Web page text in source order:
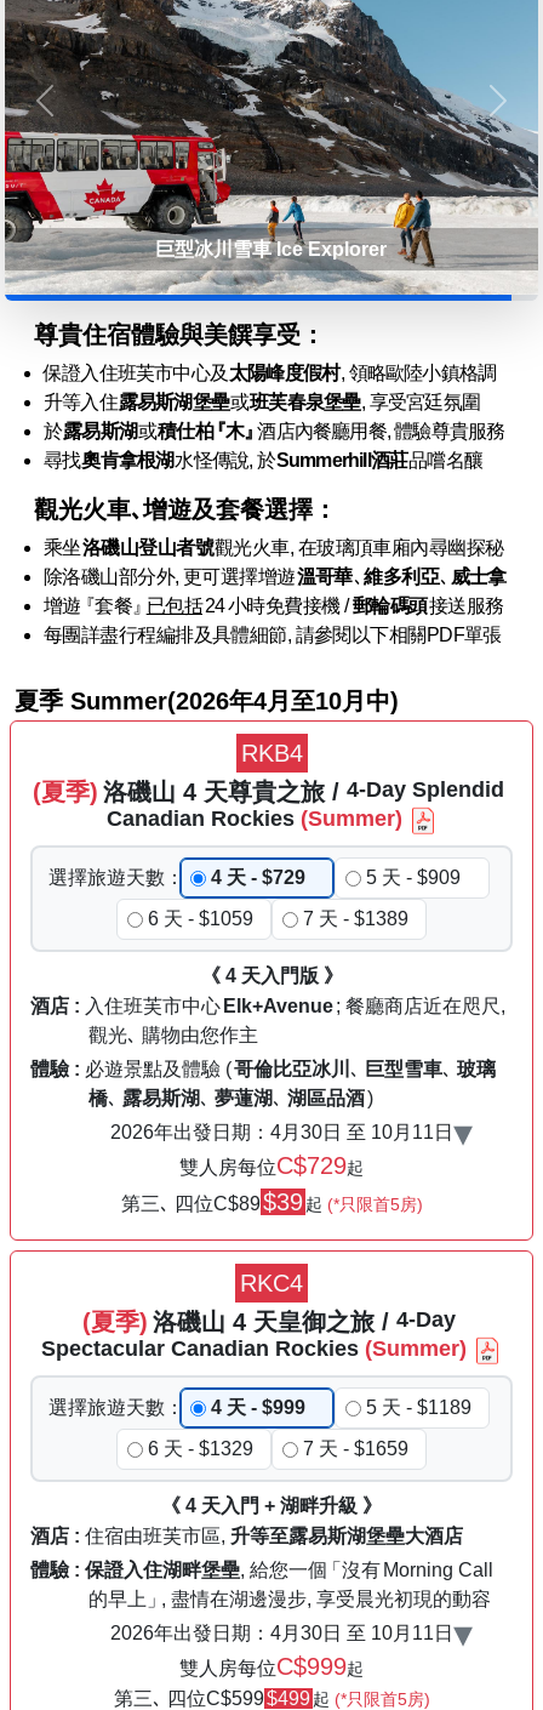
冰川玻璃橋 Glacier Skywalk
Previous Next
尊貴住宿體驗與美饌享受：
保證入住班芙市中心及 太陽峰度假村, 領略歐陸小鎮格調
升等入住露易斯湖堡壘或班芙春泉堡壘, 享受宮廷氛圍
於露易斯湖或積仕柏『木』酒店內餐廳用餐, 體驗尊貴服務
尋找奧肯拿根湖水怪傳說, 於Summerhill 酒莊品嚐名釀
觀光火車､增遊及套餐選擇：
乘坐洛磯山登山者號觀光火車, 在玻璃頂車廂內尋幽探秘
除洛磯山部分外, 更可選擇增遊溫哥華､ 維多利亞､ 威士拿
增遊『套餐』已包括24小時免費接機 / 郵輪碼頭接送服務
每團詳盡行程編排及具體細節, 請參閱以下相關 PDF單張
夏季 Summer(2026年4月 至10月中)
RKB4
(夏季) 洛磯山 4 天尊貴之旅 / 4-Day Splendid
Canadian Rockies (Summer)
選擇旅遊天數 ： 4 天 - $729
5 天 - $909
6 天 - $1059
7 天 - $1389
《 4 天入門版 》
酒店 : 入住班芙市中心 Elk+Avenue; 餐廳商店近在咫尺,
觀光､ 購物由您作主
體驗 : 必遊景點及體驗 (哥倫比亞冰川 ､ 巨型雪車､ 玻璃
橋､ 露易斯湖､ 夢蓮湖､ 湖區品酒)
2026年出發日期： 4月30日 至 10月11日 ▾
雙人房每位C$729起
第三､ 四位C$89$39 起 (*只限首5房)
RKC4
(夏季) 洛磯山 4天皇御之旅/ 4-Day
Spectacular Canadian Rockies (Summer)
選擇旅遊天數 ： 4 天 - $999
5 天 - $1189
6 天 - $1329
7 天 - $1659
《 4 天入門 + 湖畔升級 》
酒店 : 住宿由班芙市區, 升等至露易斯湖堡壘大酒店
體驗 : 保證入住湖畔堡壘, 給您一個「沒有 Morning Call
的早上」, 盡情在湖邊漫步, 享受晨光初現的動容
2026年出發日期： 4月30日 至 10月11日 ▾
雙人房每位C$999起
第三､ 四位C$599$499 起 (*只限首5房)